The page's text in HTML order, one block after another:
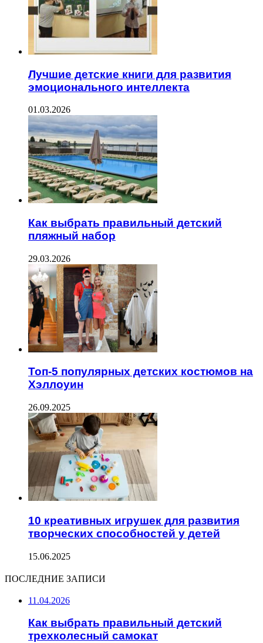
Лучшие детские книги для развития
эмоционального интеллекта
01.03.2026
Как выбрать правильный детский
пляжный набор
29.03.2026
Топ-5 популярных детских костюмов на
Хэллоуин
26.09.2025
10 креативных игрушек для развития
творческих способностей у детей
15.06.2025
ПОСЛЕДНИЕ ЗАПИСИ
11.04.2026
Как выбрать правильный детский
трехколесный самокат